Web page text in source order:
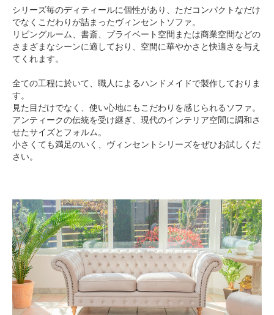
シリーズ毎のディティールに個性があり、ただコンパクトなだけ
でなくこだわりが詰まったヴィンセントソファ。
リビングルーム、書斎、プライベート空間または商業空間などの
さまざまなシーンに適しており、空間に華やかさと快適さを与え
てくれます。
全ての工程に於いて、職人によるハンドメイドで製作しておりま
す。
見た目だけでなく、使い心地にもこだわりを感じられるソファ。
アンティークの伝統を受け継ぎ、現代のインテリア空間に調和さ
せたサイズとフォルム。
小さくても満足のいく、ヴィンセントシリーズをぜひお試しくだ
さい。